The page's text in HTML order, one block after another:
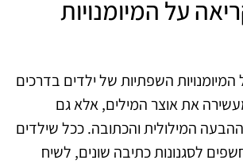
על המיומנויות
השפתיות של ילדים בדרכים
את אוצר המילים, אלא גם
המילולית והכתובה. ככל שילדים
לסגנונות כתיבה שונים, לשיח